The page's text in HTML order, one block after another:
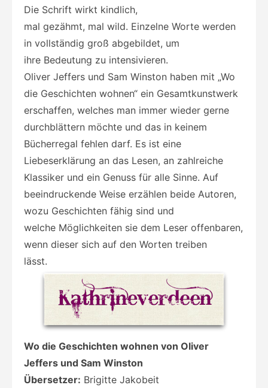
Die Schrift wirkt kindlich,
mal gezähmt, mal wild. Einzelne Worte werden
in vollständig groß abgebildet, um
ihre Bedeutung zu intensivieren.
Oliver Jeffers und Sam Winston haben mit „Wo
die Geschichten wohnen“ ein Gesamtkunstwerk
erschaffen, welches man immer wieder gerne
durchblättern möchte und das in keinem
Bücherregal fehlen darf. Es ist eine
Liebeserklärung an das Lesen, an zahlreiche
Klassiker und ein Genuss für alle Sinne. Auf
beeindruckende Weise erzählen beide Autoren,
wozu Geschichten fähig sind und
welche Möglichkeiten sie dem Leser offenbaren,
wenn dieser sich auf den Worten treiben
lässt.
Wo die Geschichten wohnen von Oliver
Jeffers und Sam Winston
Übersetzer: Brigitte Jakobeit